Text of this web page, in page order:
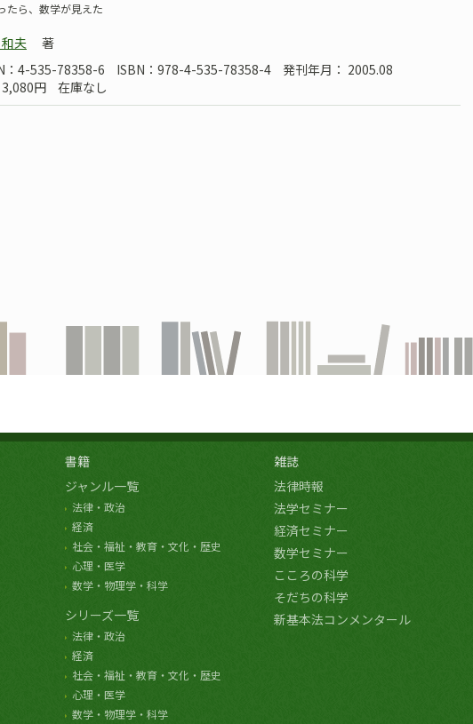
たら、数学が見えた
夫
著
：4-535-78358-6
ISBN：978-4-535-78358-4
発刊年月： 2005.08
円
在庫なし
書籍
ジャンル一覧
法律・政治
経済
社会・福祉・教育・文化・歴史
心理・医学
数学・物理学・科学
シリーズ一覧
法律・政治
経済
社会・福祉・教育・文化・歴史
心理・医学
数学・物理学・科学
雑誌
法律時報
法学セミナー
経済セミナー
数学セミナー
こころの科学
そだちの科学
新基本法コンメンタール